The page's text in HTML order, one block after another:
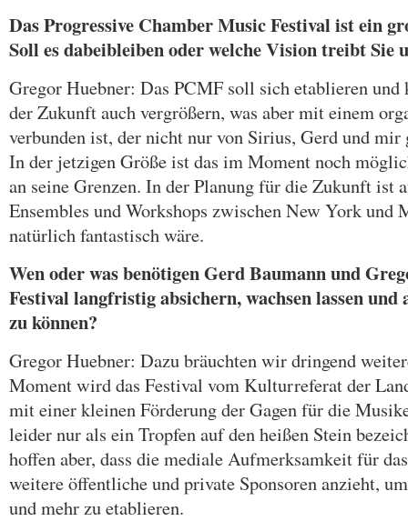
Das Progressive Chamber Music Festival ist ein
Soll es dabeibleiben oder welche Vision treibt Sie
Gregor Huebner: Das PCMF soll sich etablieren
der Zukunft auch vergrößern, was aber mit einem
verbunden ist, der nicht nur von Sirius, Gerd und mir
In der jetzigen Größe ist das im Moment noch
an seine Grenzen. In der Planung für die Zukunft ist
Ensembles und Workshops zwischen New York und
natürlich fantastisch wäre.
Wen oder was benötigen Gerd Baumann und
Festival langfristig absichern, wachsen lassen
zu können?
Gregor Huebner: Dazu bräuchten wir dringend
Moment wird das Festival vom Kulturreferat der
mit einer kleinen Förderung der Gagen für die
leider nur als ein Tropfen auf den heißen Stein
hoffen aber, dass die mediale Aufmerksamkeit für
weitere öffentliche und private Sponsoren anzieht,
und mehr zu etablieren.